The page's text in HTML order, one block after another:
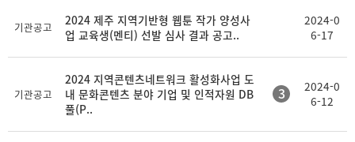
기관공고
2024 제주 지역기반형 웹툰 작가 양성사
업 교육생(멘티) 선발 심사 결과 공고..
2024-0
6-17
기관공고
2024 지역콘텐츠네트워크 활성화사업 도
내 문화콘텐츠 분야 기업 및 인적자원 DB
풀(P..
3
2024-0
6-12